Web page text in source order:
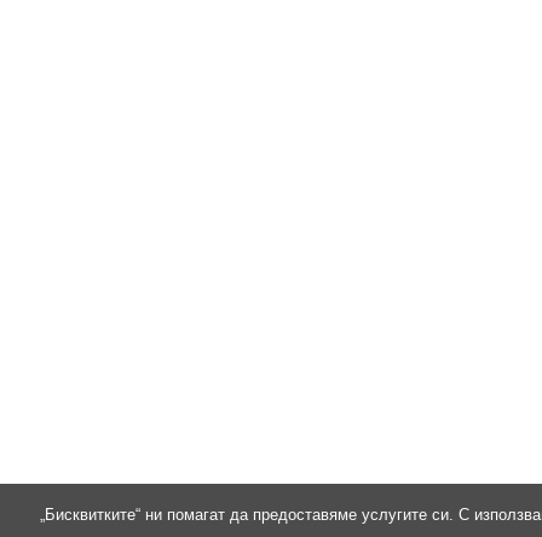
„Бисквитките“ ни помагат да предоставяме услугите си. С